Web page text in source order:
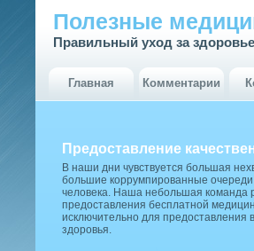
Полезные
Правильный уход за
Главная Комментарии
Предоставление
В наши дни чувствуется большая
большие коррумпированные
человека. Наша небольшая команда
предоставления бесплатной
исключительно для
здоровья.